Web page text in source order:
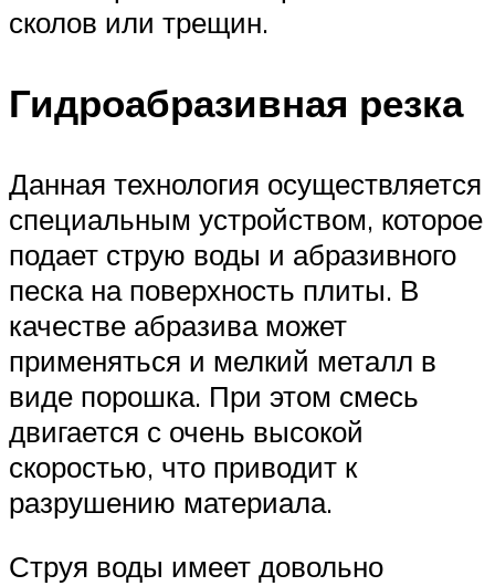
сколов или трещин.
Гидроабразивная резка
Данная технология осуществляется
специальным устройством, которое
подает струю воды и абразивного
песка на поверхность плиты. В
качестве абразива может
применяться и мелкий металл в
виде порошка. При этом смесь
двигается с очень высокой
скоростью, что приводит к
разрушению материала.
Струя воды имеет довольно